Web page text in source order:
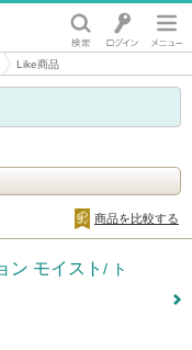
Like商品
商品を比較する
ン モイスト / ト